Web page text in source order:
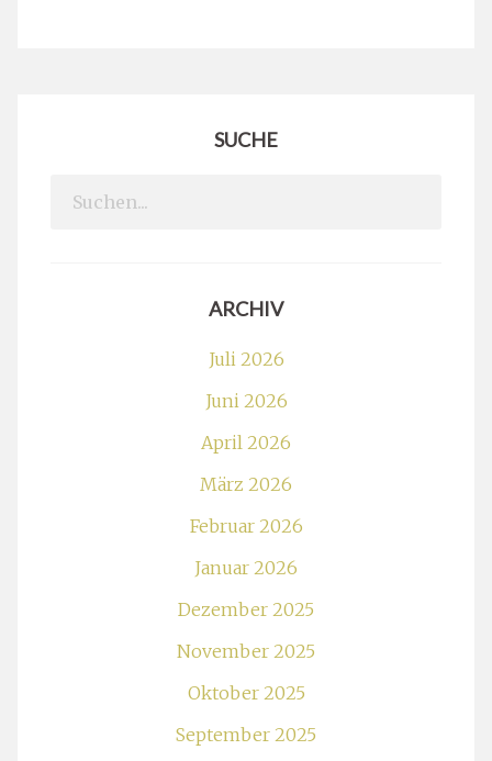
SUCHE
Search
ARCHIV
Juli 2026
Juni 2026
April 2026
März 2026
Februar 2026
Januar 2026
Dezember 2025
November 2025
Oktober 2025
September 2025